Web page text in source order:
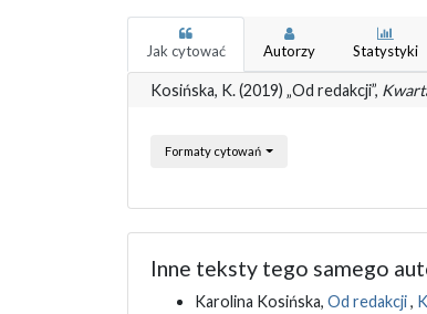
Jak cytować Autorzy Statystyki
Kosińska, K. (2019) „Od redakcji”,
Formaty cytowań
Inne teksty tego samego
Karolina Kosińska, Od redakcji,